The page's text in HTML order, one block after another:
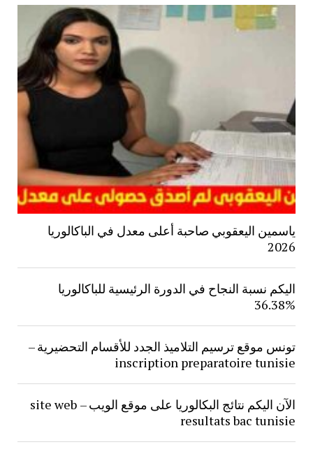
ياسمين اليعقوبي صاحبة أعلى معدل في الباكالوريا
2026
اليكم نسبة النجاح في الدورة الرئيسية للباكالوريا
%36.38
تونس موقع ترسيم التلاميذ الجدد للأقسام التحضيرية –
inscription preparatoire tunisie
الآن اليكم نتائج البكالوريا على موقع الويب – site web
resultats bac tunisie